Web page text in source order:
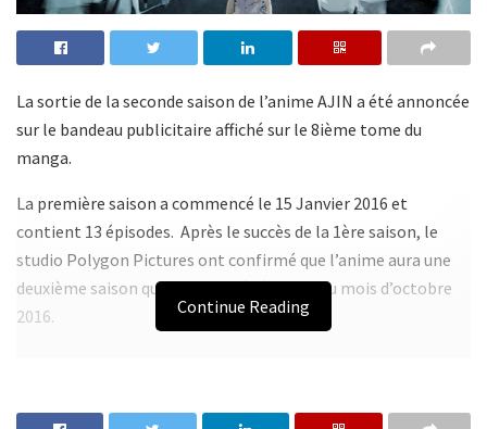
La sortie de la seconde saison de l’anime AJIN a été annoncée
sur le bandeau publicitaire affiché sur le 8ième tome du
manga.
La première saison a commencé le 15 Janvier 2016 et
contient 13 épisodes. Après le succès de la 1ère saison, le
studio Polygon Pictures ont confirmé que l’anime aura une
deuxième saison qui sera diffusée à partir du mois d’octobre
2016.
Après s’être fait renverser par un camion, Kei Nagai, jeune
Continue Reading